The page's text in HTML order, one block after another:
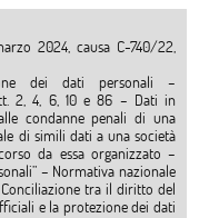
2024, causa C-740/22,
dei dati personali –
2, 4, 6, 10 e 86 – Dati in
condanne penali di una
di simili dati a una società
da essa organizzato –
– Normativa nazionale
tra il diritto del
e la protezione dei dati